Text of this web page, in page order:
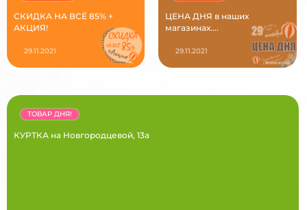
СКИДКА НА ВСЁ 85% +
АКЦИЯ!
29.11.2021
ЦЕНА ДНЯ в наших
магазинах....
29.11.2021
КУРТКА на Новгородцевой, 13а
ТОВАР ДНЯ!